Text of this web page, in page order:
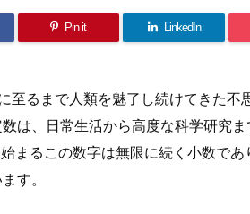
Pin it LinkedIn
至るまで人類を魅了し続けてきた不
は、日常生活から高度な科学研究
まるこの数字は無限に続く小数で
す。